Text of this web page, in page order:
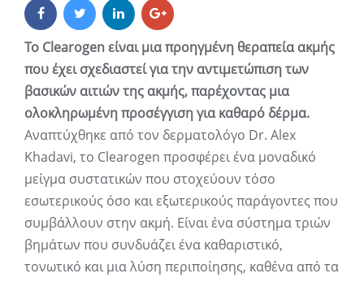
Το Clearogen είναι μια προηγμένη θεραπεία ακμής
που έχει σχεδιαστεί για την αντιμετώπιση των
βασικών αιτιών της ακμής, παρέχοντας μια
ολοκληρωμένη προσέγγιση για καθαρό δέρμα.
Αναπτύχθηκε από τον δερματολόγο Dr. Alex
Khadavi, το Clearogen προσφέρει ένα μοναδικό
μείγμα συστατικών που στοχεύουν τόσο
εσωτερικούς όσο και εξωτερικούς παράγοντες που
συμβάλλουν στην ακμή. Είναι ένα σύστημα τριών
βημάτων που συνδυάζει ένα καθαριστικό,
τονωτικό και μια λύση περιποίησης, καθένα από τα